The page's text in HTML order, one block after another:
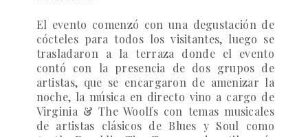
El evento comenzó con una degustación de
cócteles para todos los visitantes, luego se
trasladaron a la terraza donde el evento
contó con la presencia de dos grupos de
artistas, que se encargaron de amenizar la
noche, la música en directo vino a cargo de
Virginia & The Woolfscon temas musicales
de artistas clásicos de Blues y Soul como